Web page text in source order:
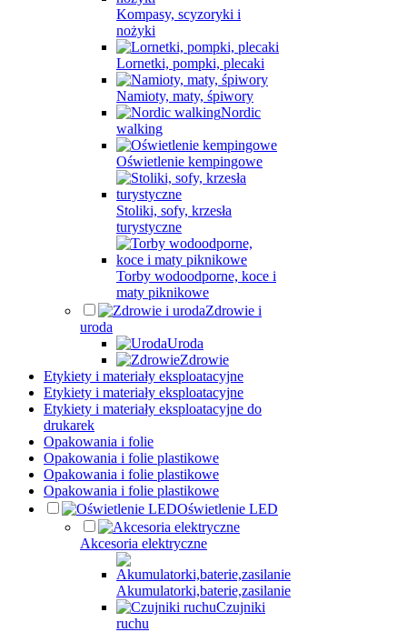
Kompasy, scyzoryki i
nożyki
Lornetki, pompki, plecaki
Namioty, maty, śpiwory
Nordic
walking
Oświetlenie kempingowe
Stoliki, sofy, krzesła
turystyczne
Torby wodoodporne, koce i
maty piknikowe
Zdrowie i
uroda
Uroda
Zdrowie
Etykiety i materiały eksploatacyjne
Etykiety i materiały eksploatacyjne
Etykiety i materiały eksploatacyjne do
drukarek
Opakowania i folie
Opakowania i folie plastikowe
Opakowania i folie plastikowe
Opakowania i folie plastikowe
Oświetlenie LED
Akcesoria elektryczne
Akumulatorki,baterie,zasilanie
Czujniki
ruchu